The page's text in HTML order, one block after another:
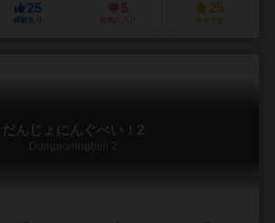
25
経験あり
5
お気に入り
25
持ってる
だんじょにんぐべい！2
Dungeoningbei! 2